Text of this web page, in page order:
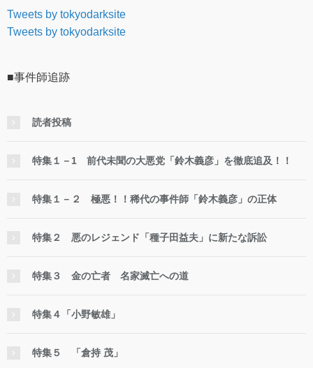
Tweets by tokyodarksite
Tweets by tokyodarksite
■事件師追跡
読者投稿
特集１－1 前代未聞の大悪党「鈴木義彦」を徹底追及！！
特集１－２ 極悪！！稀代の事件師「鈴木義彦」の正体
特集２ 悪のレジェンド「種子田益夫」に新たな訴訟
特集３ 金の亡者 名家滅亡への道
特集４「小野敏雄」
特集５ 「倉持 茂」